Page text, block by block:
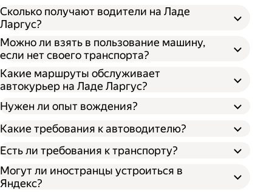
Сколько получают водители на Ладе
Ларгус?
Можно ли взять в пользование машину,
если нет своего транспорта?
Какие маршруты обслуживает
автокурьер на Ладе Ларгус?
Нужен ли опыт вождения?
Какие требования к автоводителю?
Есть ли требования к транспорту?
Могут ли иностранцы устроиться в
Яндекс?